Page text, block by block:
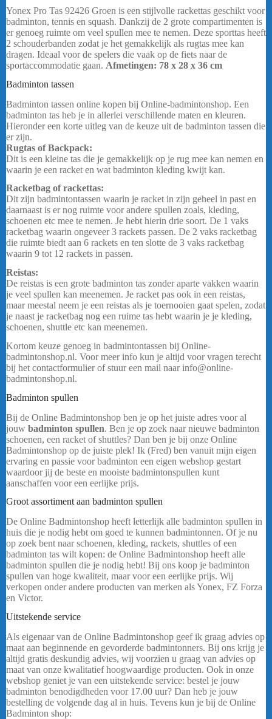
Yonex Pro Tas 92426 Groen is een stijlvolle rackettas geschikt voor
badminton, tennis en squash. Dankzij de 2 grote compartimenten is
er genoeg ruimte om veel spullen mee te nemen. Deze sporttas heeft
2 schouderbanden zodat je het gemakkelijk als rugtas mee kan
dragen. Ideaal voor de spelers die vaak op de fiets naar de
sportaccommodatie gaan. Afmetingen: 78 x 28 x 36 cm
Badminton tassen
Badminton tassen online kopen bij Online-badmintonshop. Een
badminton tas heb je in allerlei verschillende maten en kleuren.
Hieronder een korte uitleg van de keuze uit de badminton tassen die
er zijn.
Rugtas of Backpack:
Dit is een kleine tas die je gemakkelijk op je rug mee kan nemen en
waarin je een racket en wat badminton kleding kwijt kan.
Racketbag of rackettas:
Dit zijn badmintontassen waarin je racket in zijn geheel in past en
daarnaast is er nog ruimte voor andere spullen zoals, kleding,
schoenen etc mee te nemen. Je hebt hierin drie soort. De 1 vaks
racketbag waarin ongeveer 3 rackets passen. De 2 vaks racketbag
die ruimte biedt aan 6 rackets en ten slotte de 3 vaks racketbag
waarin 9 tot 12 rackets in passen.
Reistas:
De reistas is een grote badminton tas zonder aparte vakken waarin
je veel spullen kan meenemen. Je racket pas ook in een reistas,
maar meestal neem je een reistas als je toernooien gaat spelen, zodat
je naast je racketbag nog een ruime tas hebt waarin je je kleding,
schoenen, shuttle etc kan meenemen.
Kortom keuze genoeg in badmintontassen bij Online-
badmintonshop.nl. Voor meer info kun je altijd voor vragen terecht
bij het contactformulier of stuur een mail naar info@online-
badmintonshop.nl.
Badminton spullen
Bij de Online Badmintonshop ben je op het juiste adres voor al
jouw badminton spullen. Ben je op zoek naar nieuwe badminton
schoenen, een racket of shuttles? Dan ben je bij onze Online
Badmintonshop op de juiste plek! Ik (Fred) ben vanuit mijn eigen
ervaring en passie voor badminton een eigen webshop gestart
waardoor jij de beste en mooiste badmintonspullen kunt
aanschaffen voor een eerlijke prijs.
Groot assortiment aan badminton spullen
De Online Badmintonshop heeft letterlijk alle badminton spullen in
huis die je nodig hebt om goed te kunnen badmintonnen. Of je nu
op zoek bent naar schoenen, kleding, rackets, shuttles of een
badminton tas wilt kopen: de Online Badmintonshop heeft alle
badminton spullen die je nodig hebt! Bij ons koop je badminton
spullen van hoge kwaliteit, maar voor een eerlijke prijs. Wij
verkopen onder andere producten van merken als Yonex, FZ Forza
en Victor.
Uitstekende service
Als eigenaar van de Online Badmintonshop geef ik graag advies op
maat aan beginnende en gevorderde badmintonners. Bij ons krijg je
altijd gratis deskundig advies, wij voorzien u graag van advies op
maat van onze kwalitatief hoogwaardige producten. Ook in onze
webshop geniet je van een uitstekende service: bestel je jouw
badminton benodigdheden voor 17.00 uur? Dan heb je jouw
bestelling de volgende dag al in huis. Tevens kun je bij de Online
Badminton shop: